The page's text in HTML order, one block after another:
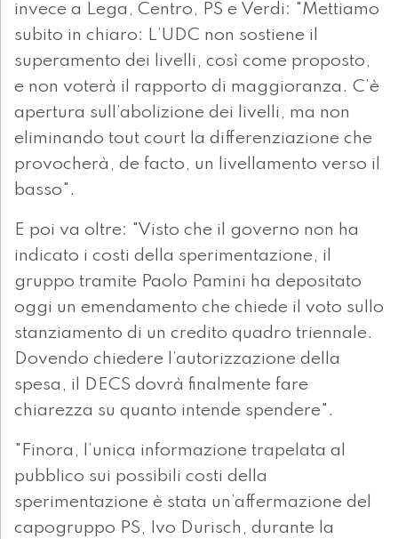
invece a Lega, Centro, PS e Verdi: "Mettiamo
subito in chiaro: L’UDC non sostiene il
superamento dei livelli, così come proposto,
e non voterà il rapporto di maggioranza. C’è
apertura sull’abolizione dei livelli, ma non
eliminando tout court la differenziazione che
provocherà, de facto, un livellamento verso il
basso".
E poi va oltre: "Visto che il governo non ha
indicato i costi della sperimentazione, il
gruppo tramite Paolo Pamini ha depositato
oggi un emendamento che chiede il voto sullo
stanziamento di un credito quadro triennale.
Dovendo chiedere l’autorizzazione della
spesa, il DECS dovrà finalmente fare
chiarezza su quanto intende spendere".
"Finora, l’unica informazione trapelata al
pubblico sui possibili costi della
sperimentazione è stata un’affermazione del
capogruppo PS, Ivo Durisch, durante la